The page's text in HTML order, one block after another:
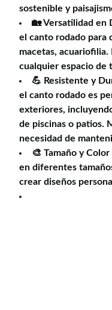
sostenible y
🏡 Versatilidad en
el canto rodado para
macetas,
cualquier espacio de
💪 Resistente y
el canto rodado es
exteriores,
de piscinas o patios.
necesidad de
🎨 Tamaño y
en diferentes
crear diseños